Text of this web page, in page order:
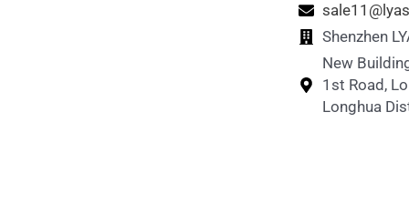
Shenzhen
New
1st Road,
Longhua